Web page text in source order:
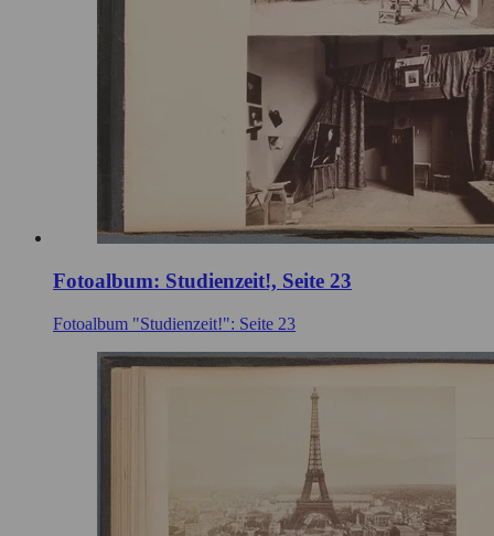
Fotoalbum: Studienzeit!, Seite 23
Fotoalbum "Studienzeit!": Seite 23